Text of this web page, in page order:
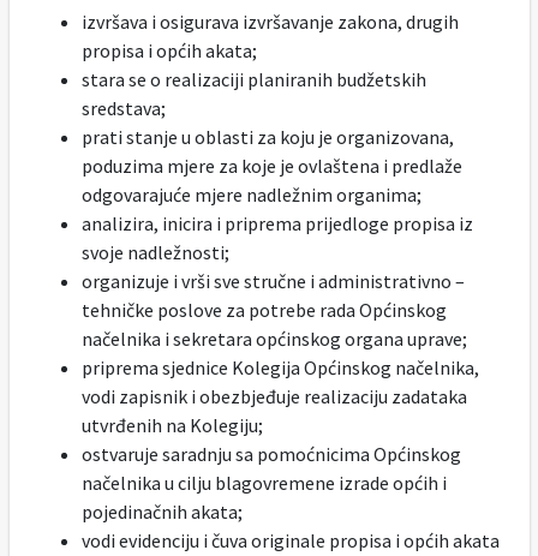
izvršava i osigurava izvršavanje zakona, drugih
propisa i općih akata;
stara se o realizaciji planiranih budžetskih
sredstava;
prati stanje u oblasti za koju je organizovana,
poduzima mjere za koje je ovlaštena i predlaže
odgovarajuće mjere nadležnim organima;
analizira, inicira i priprema prijedloge propisa iz
svoje nadležnosti;
organizuje i vrši sve stručne i administrativno –
tehničke poslove za potrebe rada Općinskog
načelnika i sekretara općinskog organa uprave;
priprema sjednice Kolegija Općinskog načelnika,
vodi zapisnik i obezbjeđuje realizaciju zadataka
utvrđenih na Kolegiju;
ostvaruje saradnju sa pomoćnicima Općinskog
načelnika u cilju blagovremene izrade općih i
pojedinačnih akata;
vodi evidenciju i čuva originale propisa i općih akata